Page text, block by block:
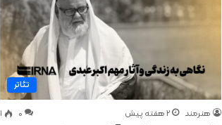
تئاتر
هنرمند 2 هفته پیش 0 ۱